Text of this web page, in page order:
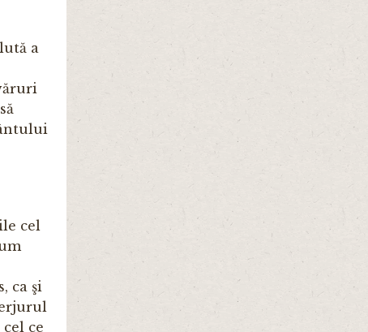
a
cel
ca şi
cel ce